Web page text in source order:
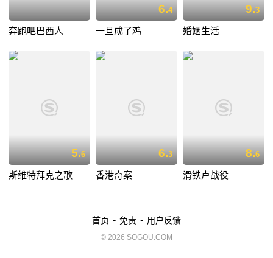
奔跑吧巴西人
6.4
一旦成了鸡
9.3
婚姻生活
5.6
斯维特拜克之歌
6.3
香港奇案
8.6
滑铁卢战役
首页 - 免责 - 用户反馈
© 2026 SOGOU.COM